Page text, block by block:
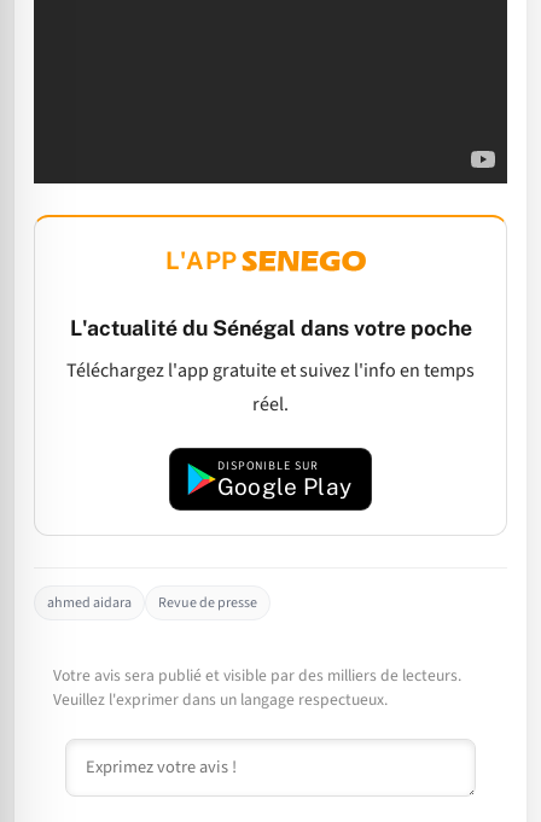
L'APP
L'actualité du Sénégal dans votre poche
Téléchargez l'app gratuite et suivez l'info en temps
réel.
DISPONIBLE SUR
Google Play
ahmed aidara Revue de presse
Votre avis sera publié et visible par des milliers de lecteurs.
Veuillez l'exprimer dans un langage respectueux.
Commentaire